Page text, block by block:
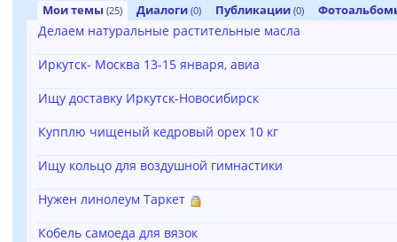
Мои темы (25) Диалоги (0) Публикации (0)
Делаем натуральные растительные масла
Иркутск- Москва 13-15 января, авиа
Ищу доставку Иркутск-Новосибирск
Купплю чищеный кедровый орех 10 кг
Ищу кольцо для воздушной гимнастики
Нужен линолеум Таркет
Кобель самоеда для вязок